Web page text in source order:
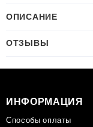
ОПИСАНИЕ
ОТЗЫВЫ
ИНФОРМАЦИЯ
Способы оплаты